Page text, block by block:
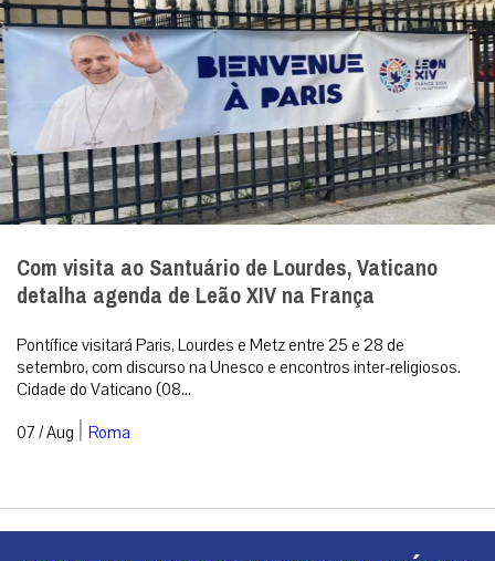
Com visita ao Santuário de Lourdes, Vaticano
detalha agenda de Leão XIV na França
Pontífice visitará Paris, Lourdes e Metz entre 25 e 28 de
setembro, com discurso na Unesco e encontros inter-religiosos.
Cidade do Vaticano (08...
07 / Aug | Roma